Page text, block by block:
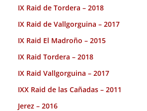
IX Raid de Tordera – 2018
IX Raid de Vallgorguina – 2017
IX Raid El Madroño – 2015
IX Raid Tordera – 2018
IX Raid Vallgorguina – 2017
IXX Raid de las Cañadas – 2011
Jerez – 2016